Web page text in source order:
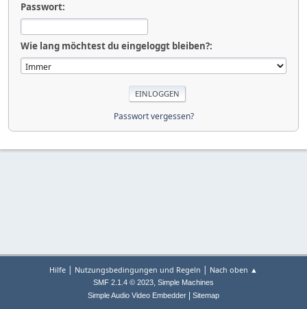
Passwort:
Wie lang möchtest du eingeloggt bleiben?:
Passwort vergessen?
Hilfe | Nutzungsbedingungen und Regeln | Nach oben ▲
SMF 2.1.4 © 2023, Simple Machines
Simple Audio Video Embedder
Sitemap